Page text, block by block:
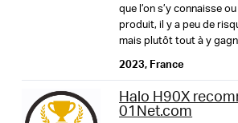
Qualité de Service
que l’on s’y connaisse
produit, il y a peu de
mais plutôt tout à y
2023, France
Halo H90X
01Net.com